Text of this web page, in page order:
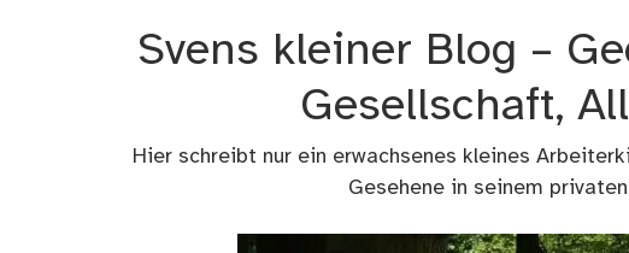
Svens kleiner Blog –
Gesellschaft,
Hier schreibt nur ein erwachsenes kleines
Gesehene in seinem